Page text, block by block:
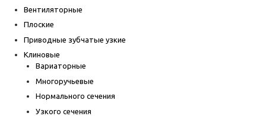
Вентиляторные
Плоские
Приводные зубчатые узкие
Клиновые
Вариаторные
Многоручьевые
Нормального сечения
Узкого сечения